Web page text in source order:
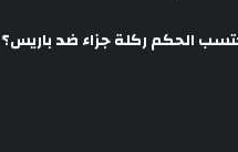
الحكم ركلة جزاء ضد باريس؟